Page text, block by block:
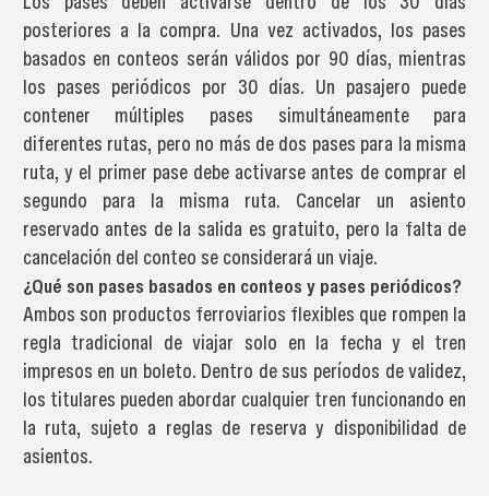
posteriores a la compra. Una vez activados, los pases
basados en conteos serán válidos por 90 días, mientras
los pases periódicos por 30 días. Un pasajero puede
contener múltiples pases simultáneamente para
diferentes rutas, pero no más de dos pases para la misma
ruta, y el primer pase debe activarse antes de comprar el
segundo para la misma ruta. Cancelar un asiento
reservado antes de la salida es gratuito, pero la falta de
cancelación del conteo se considerará un viaje.
¿Qué son pases basados en conteos y pases periódicos?
Ambos son productos ferroviarios flexibles que rompen la
regla tradicional de viajar solo en la fecha y el tren
impresos en un boleto. Dentro de sus períodos de validez,
los titulares pueden abordar cualquier tren funcionando en
la ruta, sujeto a reglas de reserva y disponibilidad de
asientos.